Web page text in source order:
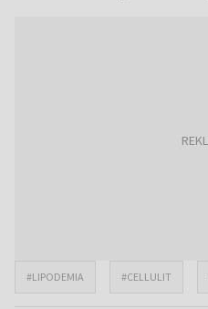
#LIPODEMIA #CELLULIT